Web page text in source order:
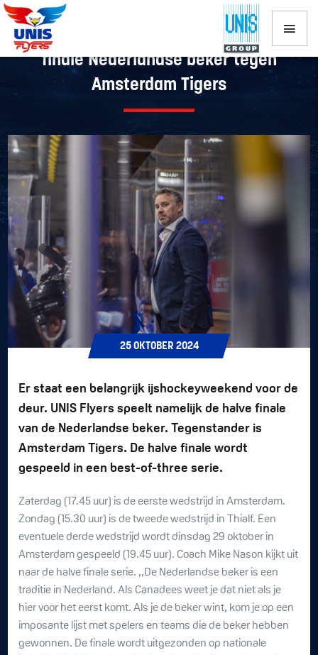
UNIS Flyers maakt zich klaar voor halve
finale Nederlandse beker tegen
Amsterdam Tigers
25 OKTOBER 2024
Er staat een belangrijk ijshockeyweekend voor de
deur. UNIS Flyers speelt namelijk de halve finale
van de Nederlandse beker. Tegenstander is
Amsterdam Tigers. De halve finale wordt
gespeeld in een best-of-three serie.
Zaterdag (17.45 uur) is de eerste wedstrijd in Amsterdam.
Zondag (15.30 uur) is de tweede wedstrijd in Thialf. Een
eventuele derde wedstrijd wordt dinsdag 29 oktober in
Amsterdam gespeeld (19.45 uur). Coach Mike Nason kijkt uit
naar de halve finale serie. ,,De Nederlandse beker is een
traditie in Nederland. Als Canadees weet je dat niet als je
hier voor het eerst komt. Als je de beker wint, kom je op een
imposante lijst met spelers en teams die de beker hebben
gewonnen. De finale wordt uitgezonden op nationale